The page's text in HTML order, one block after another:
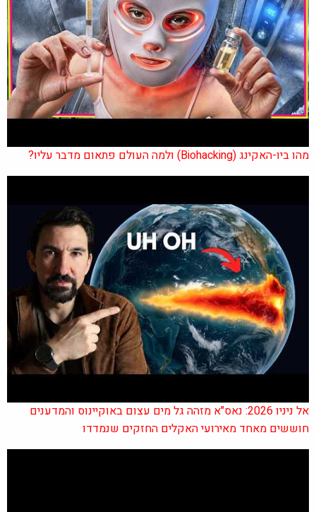
מהו ביו-האקינג (Biohacking) ולמה העולם פתאום מדבר עליו?
אל ניניו 2026: נאס"א מזהה גל מים עצום באוקיינוס והמדענים
חוששים מאחד מאירועי האקלים החזקים שנמדדו